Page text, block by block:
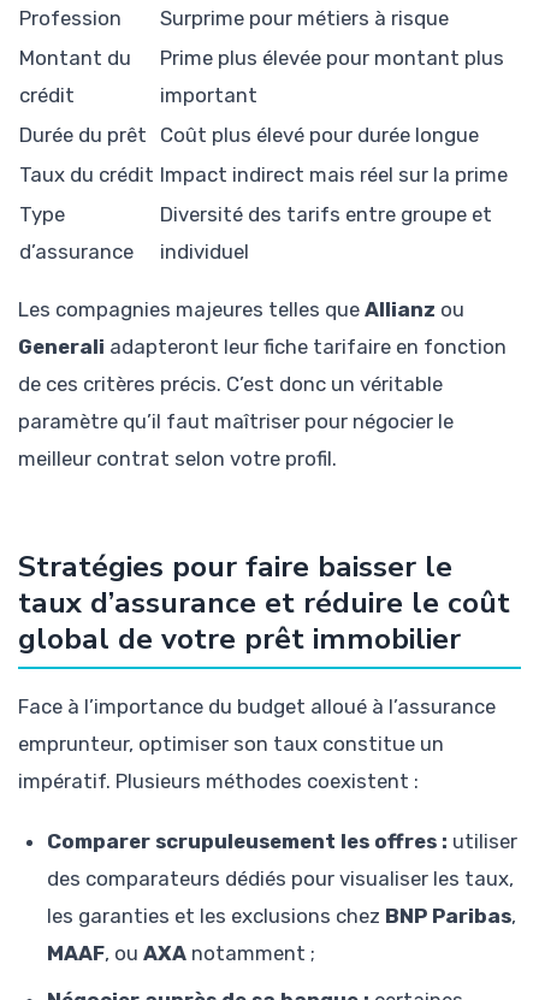
Profession
Surprime pour métiers à risque
Montant du
crédit
Prime plus élevée pour montant plus
important
Durée du prêt
Coût plus élevé pour durée longue
Taux du crédit Impact indirect mais réel sur la prime
Type
d’assurance
Diversité des tarifs entre groupe et
individuel
Les compagnies majeures telles que Allianz ou
Generali adapteront leur fiche tarifaire en fonction
de ces critères précis. C’est donc un véritable
paramètre qu’il faut maîtriser pour négocier le
meilleur contrat selon votre profil.
Stratégies pour faire baisser le
taux d’assurance et réduire le coût
global de votre prêt immobilier
Face à l’importance du budget alloué à l’assurance
emprunteur, optimiser son taux constitue un
impératif. Plusieurs méthodes coexistent :
Comparer scrupuleusement les offres : utiliser
des comparateurs dédiés pour visualiser les taux,
les garanties et les exclusions chez BNP Paribas,
MAAF, ou AXA notamment ;